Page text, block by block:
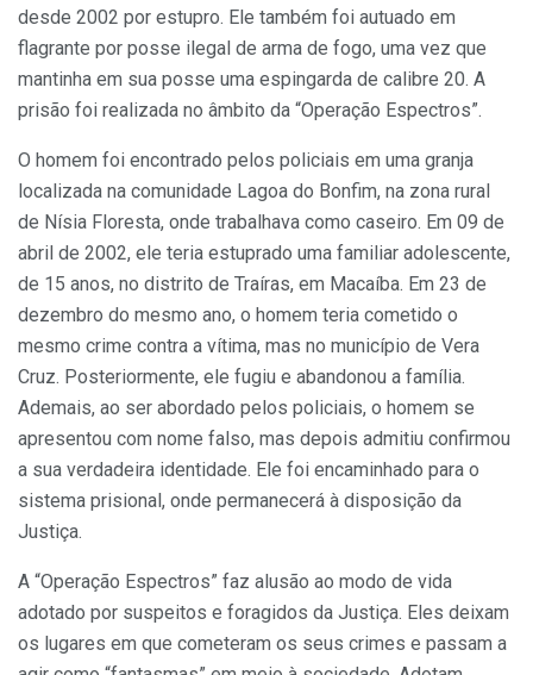
desde 2002 por estupro. Ele também foi autuado em
flagrante por posse ilegal de arma de fogo, uma vez que
mantinha em sua posse uma espingarda de calibre 20. A
prisão foi realizada no âmbito da “Operação Espectros”.
O homem foi encontrado pelos policiais em uma granja
localizada na comunidade Lagoa do Bonfim, na zona rural
de Nísia Floresta, onde trabalhava como caseiro. Em 09 de
abril de 2002, ele teria estuprado uma familiar adolescente,
de 15 anos, no distrito de Traíras, em Macaíba. Em 23 de
dezembro do mesmo ano, o homem teria cometido o
mesmo crime contra a vítima, mas no município de Vera
Cruz. Posteriormente, ele fugiu e abandonou a família.
Ademais, ao ser abordado pelos policiais, o homem se
apresentou com nome falso, mas depois admitiu confirmou
a sua verdadeira identidade. Ele foi encaminhado para o
sistema prisional, onde permanecerá à disposição da
Justiça.
A “Operação Espectros” faz alusão ao modo de vida
adotado por suspeitos e foragidos da Justiça. Eles deixam
os lugares em que cometeram os seus crimes e passam a